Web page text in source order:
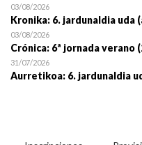
03/08/2026
Kronika: 6. jardunaldia uda
03/08/2026
Crónica: 6ª jornada verano
31/07/2026
Aurretikoa: 6. jardunaldia